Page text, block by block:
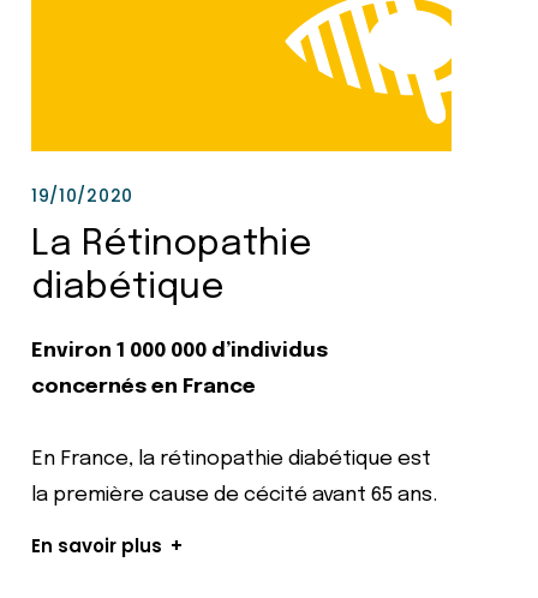
La Rétinopathie
diabétique
19/10/2020
Environ 1 000 000 d’individus
concernés en France
En France, la rétinopathie diabétique est
la première cause de cécité avant 65 ans.
En savoir plus